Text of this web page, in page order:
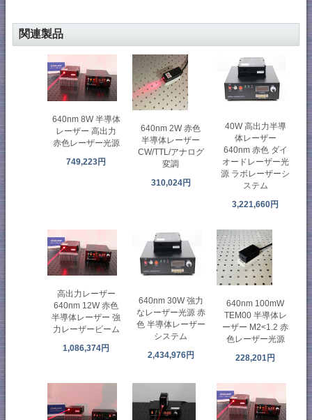
関連製品
640nm 8W 半導体
レーザー 高出力
赤色レーザー光源
749,223円
640nm 2W 赤色
半導体レーザー
CW/TTL/アナログ
変調
310,024円
40W 高出力半導
体レーザー
640nm 赤色 ダイ
オードレーザー光
源 ラボレーザーシ
ステム
3,221,660円
高出力レーザー
640nm 12W 赤色
半導体レーザー 強
力レーザービーム
1,086,374円
640nm 30W 強力
なレーザー光源 赤
色 半導体レーザー
システム
2,434,976円
640nm 100mW
TEM00 半導体レ
ーザー M2<1.2 赤
色レーザー光源
228,201円